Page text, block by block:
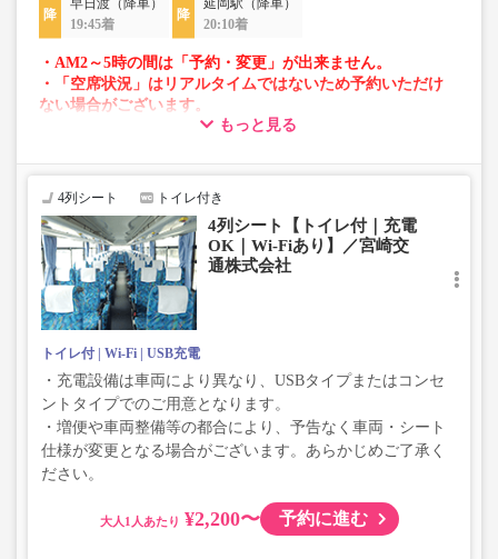
早日渡（降車）
19:45着
延岡駅（降車）
20:10着
・AM2～5時の間は「予約・変更」が出来ません。
・「空席状況」はリアルタイムではないため予約いただけ
ない場合がございます。
・車両は予告なく変更となる場合がございます。これに伴
で、あらかじめご了承ください。
もっと見る
4列シート トイレ付き
4列シート【トイレ付｜充電
OK｜Wi-Fiあり】／宮崎交
通株式会社
トイレ付 Wi-Fi USB充電
・充電設備は車両により異なり、USBタイプまたはコンセ
ントタイプでのご用意となります。
・増便や車両整備等の都合により、予告なく車両・シート
仕様が変更となる場合がございます。あらかじめご了承く
ださい。
大人 ¥2,200〜 予約に進む